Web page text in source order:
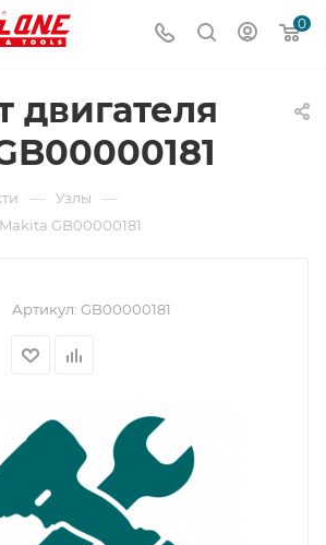
0
двигателя
— Узлы —
GB00000181
Артикул: GB00000181